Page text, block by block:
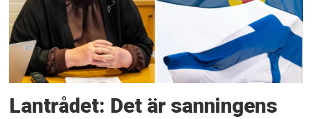
Lantrådet: Det är sanningens